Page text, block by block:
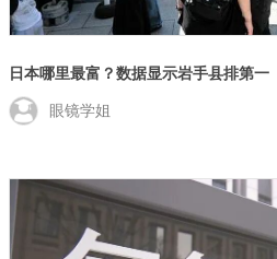
日本哪里最富？数据显示岩手县排第一
眼镜学姐